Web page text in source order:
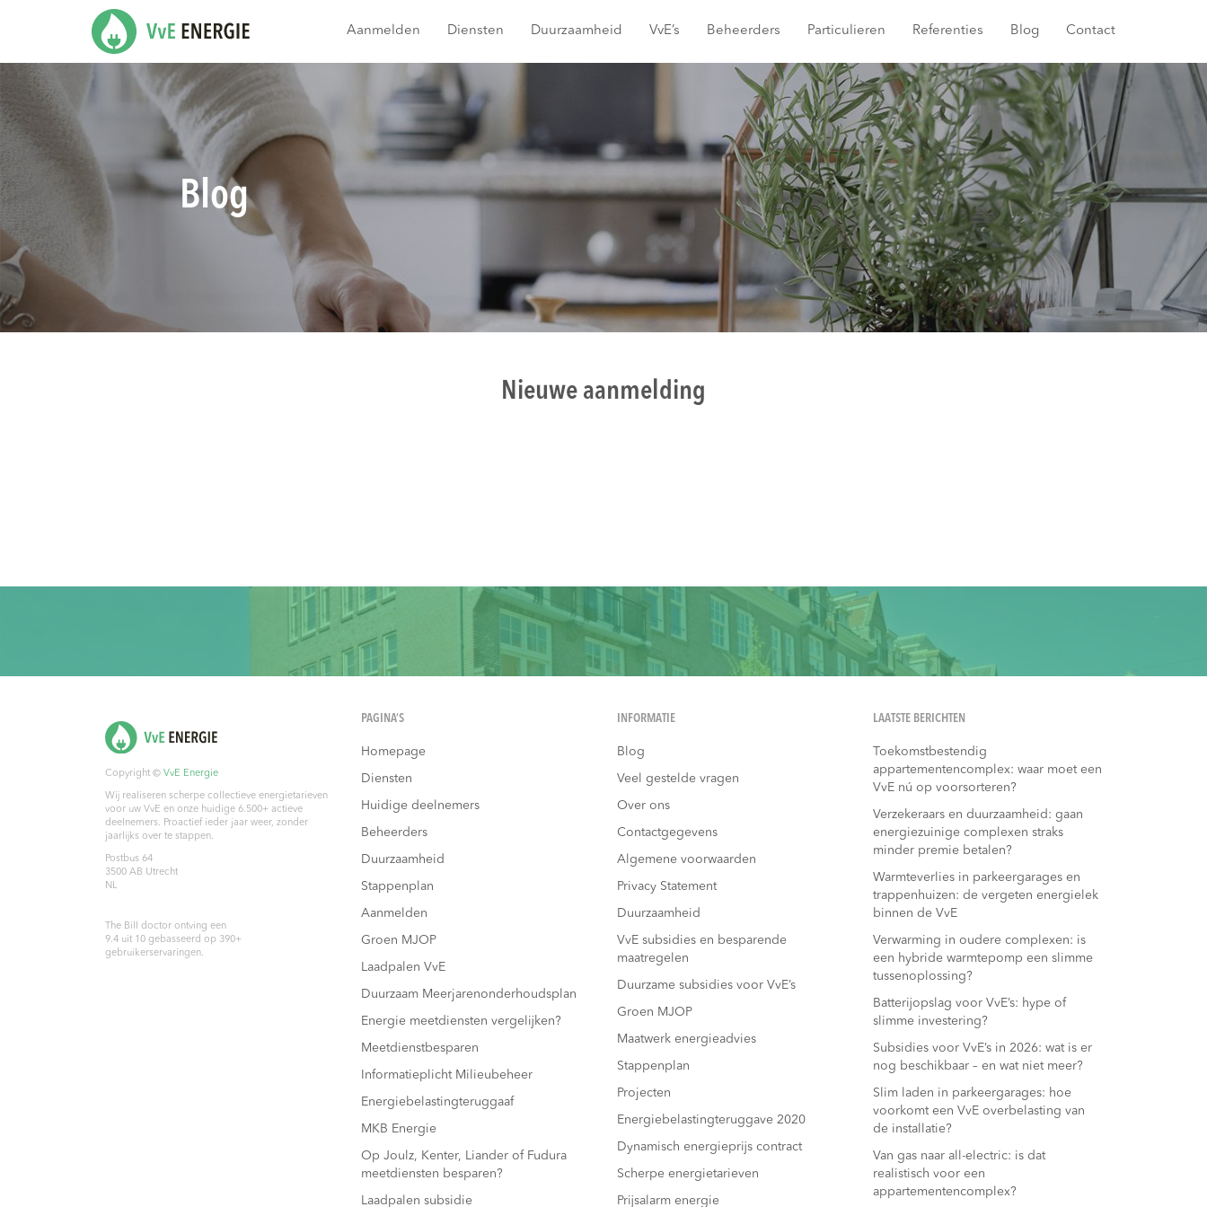
Aanmelden Diensten Duurzaamheid VvE’s Beheerders Particulieren Referenties Blog Contact
Blog
Nieuwe aanmelding
Copyright © VvE Energie
Wij realiseren scherpe collectieve energietarieven
voor uw VvE en onze huidige 6.500+ actieve
deelnemers. Proactief ieder jaar weer, zonder
jaarlijks over te stappen.
Postbus 64
3500 AB Utrecht
NL
The Bill doctor ontving een
9.4 uit 10 gebasseerd op 390+
gebruikerservaringen.
PAGINA’S
Homepage
Diensten
Huidige deelnemers
Beheerders
Duurzaamheid
Stappenplan
Aanmelden
Groen MJOP
Laadpalen VvE
Duurzaam Meerjarenonderhoudsplan
Energie meetdiensten vergelijken?
Meetdienstbesparen
Informatieplicht Milieubeheer
Energiebelastingteruggaaf
MKB Energie
Op Joulz, Kenter, Liander of Fudura
meetdiensten besparen?
Laadpalen subsidie
INFORMATIE
Blog
Veel gestelde vragen
Over ons
Contactgegevens
Algemene voorwaarden
Privacy Statement
Duurzaamheid
VvE subsidies en besparende
maatregelen
Duurzame subsidies voor VvE’s
Groen MJOP
Maatwerk energieadvies
Stappenplan
Projecten
Energiebelastingteruggave 2020
Dynamisch energieprijs contract
Scherpe energietarieven
Prijsalarm energie
LAATSTE BERICHTEN
Toekomstbestendig
appartementencomplex: waar moet een
VvE nú op voorsorteren?
Verzekeraars en duurzaamheid: gaan
energiezuinige complexen straks
minder premie betalen?
Warmteverlies in parkeergarages en
trappenhuizen: de vergeten energielek
binnen de VvE
Verwarming in oudere complexen: is
een hybride warmtepomp een slimme
tussenoplossing?
Batterijopslag voor VvE’s: hype of
slimme investering?
Subsidies voor VvE’s in 2026: wat is er
nog beschikbaar – en wat niet meer?
Slim laden in parkeergarages: hoe
voorkomt een VvE overbelasting van
de installatie?
Van gas naar all-electric: is dat
realistisch voor een
appartementencomplex?